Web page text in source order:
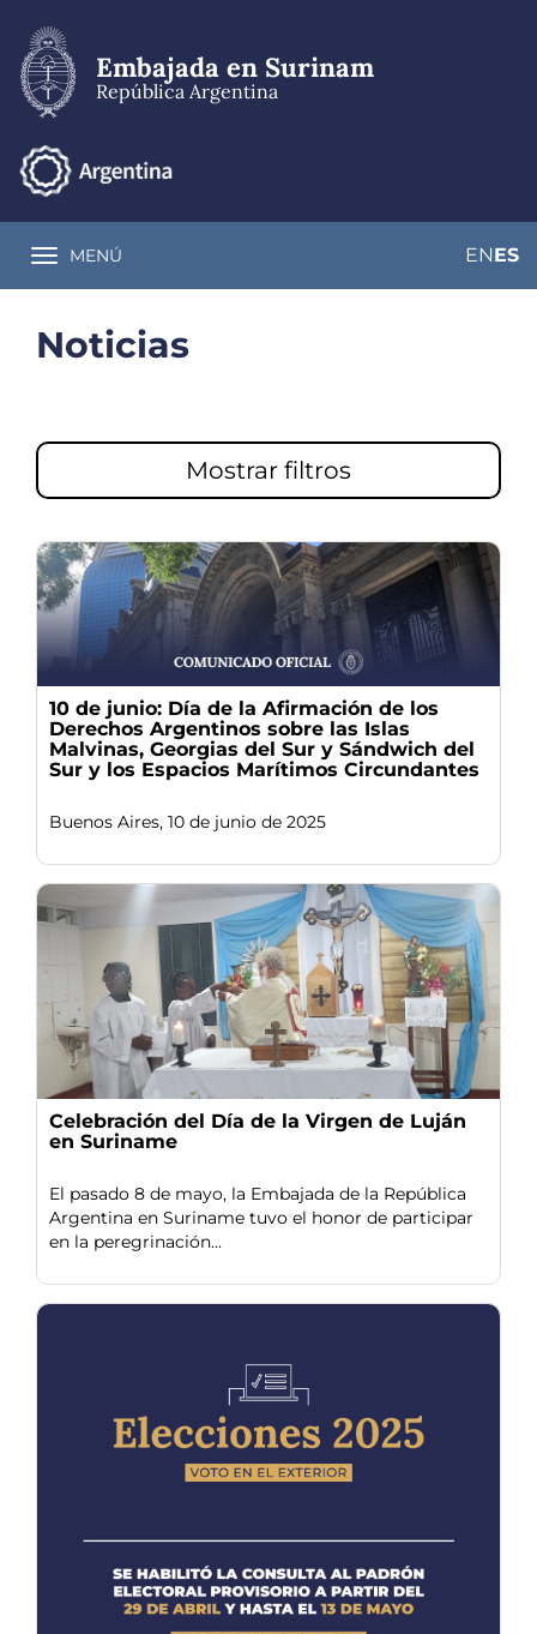
contenido
principal
Embajada en Surinam
República Argentina
Toggle navigation
MENÚ ENES
Noticias
Mostrar filtros
10 de junio: Día de la Afirmación de los
Derechos Argentinos sobre las Islas
Malvinas, Georgias del Sur y Sándwich del
Sur y los Espacios Marítimos Circundantes
Buenos Aires, 10 de junio de 2025
Celebración del Día de la Virgen de Luján
en Suriname
El pasado 8 de mayo, la Embajada de la República
Argentina en Suriname tuvo el honor de participar
en la peregrinación...